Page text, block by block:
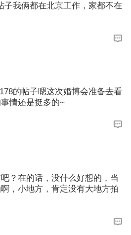
子我俩都在北京工作，家都不在
的帖子嗯这次婚博会准备去看
情还是挺多的~
？在的话，没什么好想的，当
，小地方，肯定没有大地方拍